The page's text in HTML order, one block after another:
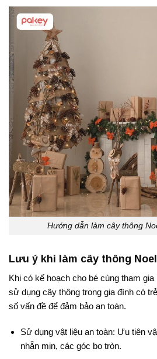
Hướng dẫn làm cây thông
Lưu ý khi làm cây thông
Khi có kế hoạch cho bé cùng tham
sử dụng cây thông trong gia đình có
số vấn đề để đảm bảo an toàn.
Sử dụng vật liệu an toàn: Ưu tiên
nhẵn mịn, các góc bo tròn.